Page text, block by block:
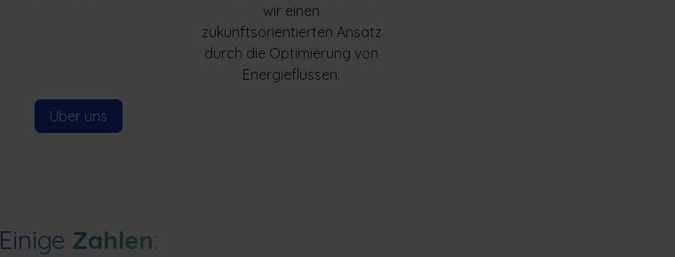
wir einen
zukunftsorientierten Ansatz
durch die Optimierung von
Energieflüssen.
Über uns​​​​
Einige Zahlen: